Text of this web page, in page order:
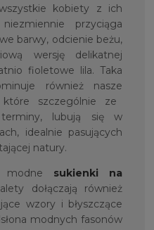
kobiety z ich
przyciąga
barwy, odcienie beżu,
wersję delikatnej
fioletowe lila. Taka
również nasze
szczególnie ze
lubują się w
idealnie pasujących
natury.
modne sukienki na
dołączają również
wzory i błyszczące
modnych fasonów